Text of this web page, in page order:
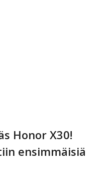
Honor X30!
ensimmäisiä